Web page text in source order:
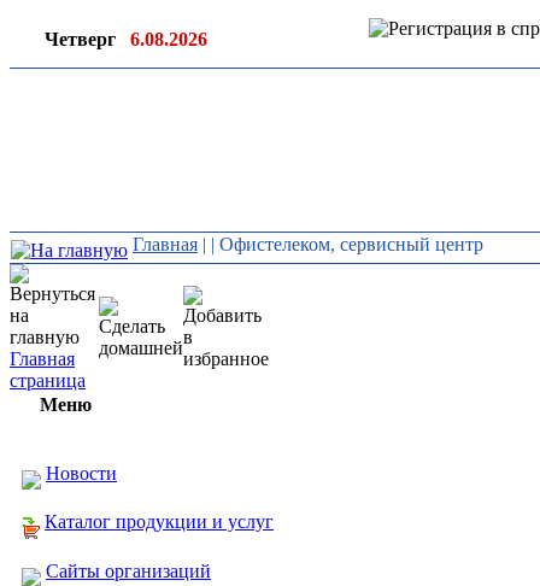
Четверг 6.08.2026
Главная | | Офистелеком, сервисный центр
Главная
страница
Меню
Новости
Каталог продукции и услуг
Сайты организаций